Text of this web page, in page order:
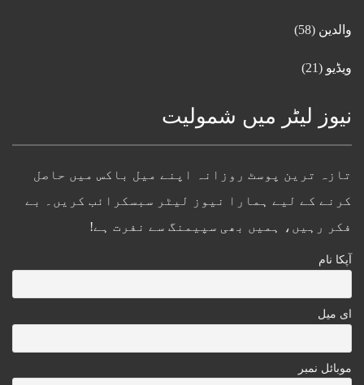
والدین (58)
ویڈیو (21)
نیوز لیٹر میں شمولیت
تازہ ترین پوسٹ روزانہ اپنے میل باکس میں حاصل
کرنے کے لیے ہمارا نیوز لیٹر سبسکرائب کریں۔ بے
فکر رہیں، ہمیں بھی سپیمنگ سے نفرت ہے!
آپکا نام
ای میل
موبائل نمبر